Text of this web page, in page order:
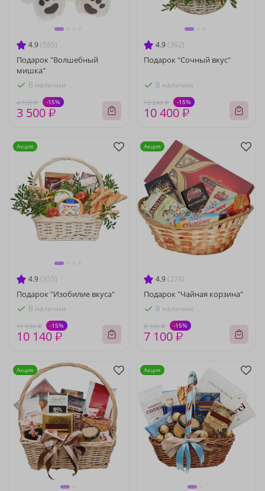
4.9 (585)
Подарок "Волшебный
мишка"
В наличии
4 120 ₽ -15%
3 500 ₽
4.9 (362)
Подарок "Сочный вкус"
В наличии
12 240 ₽ -15%
10 400 ₽
4.9 (355)
Подарок "Изобилие вкуса"
В наличии
11 930 ₽ -15%
10 140 ₽
Акция
4.9 (274)
Подарок "Чайная корзина"
В наличии
8 350 ₽ -15%
7 100 ₽
Акция
Акция Акция